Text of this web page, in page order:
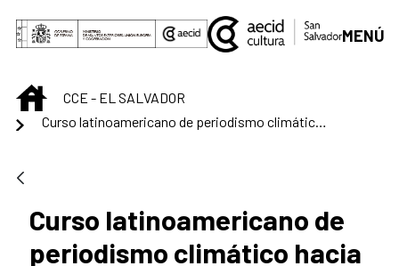
Saltar al contenido principal
MENÚ
INICIOCCE - EL SALVADOR
Curso latinoamericano de periodismo climático hacia la COP27
Curso latinoamericano de
periodismo climático hacia